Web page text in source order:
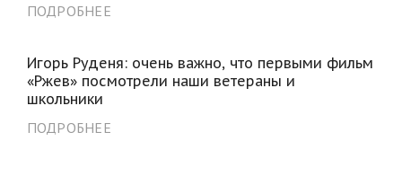
ПОДРОБНЕЕ
Игорь Руденя: очень важно, что первыми фильм
«Ржев» посмотрели наши ветераны и
школьники
ПОДРОБНЕЕ